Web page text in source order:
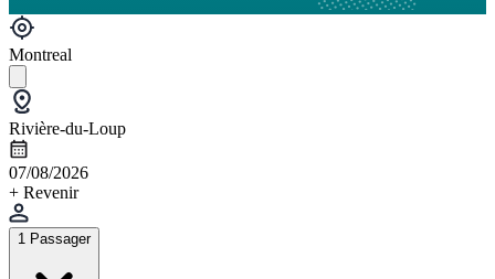
Montreal
Rivière-du-Loup
07/08/2026
+ Revenir
1 Passager